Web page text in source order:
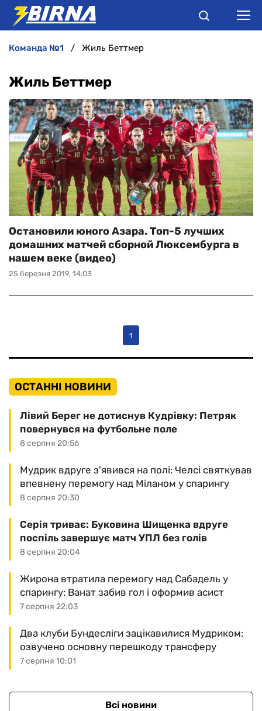
ІНТЕРВ'Ю
РІЗНЕ
БУКМЕКЕРИ
команда №1 Жиль Беттмер
Жиль Беттмер
25 березня 2019, 14:03
Остановили юного Азара. Топ-5 лучших
домашних матчей сборной Люксембурга в
нашем веке (видео)
1
ОСТАННІ НОВИНИ
8 серпня 20:56
Лівий Берег не дотиснув Кудрівку: Петряк
повернувся на футбольне поле
8 серпня 20:30
Мудрик вдруге з'явився на полі: Челсі святкував
впевнену перемогу над Міланом у спарингу
8 серпня 20:04
Серія триває: Буковина Шищенка вдруге
поспіль завершує матч УПЛ без голів
7 серпня 22:03
Жирона втратила перемогу над Сабадель у
спарингу: Ванат забив гол і оформив асист
7 серпня 10:01
Два клуби Бундесліги зацікавилися Мудриком:
озвучено основну перешкоду трансферу
Всі новини